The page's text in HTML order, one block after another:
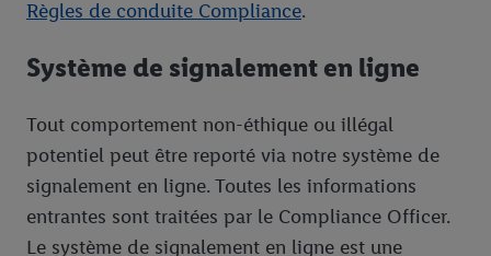
Règles de conduite Compliance.
Système de signalement en ligne
Tout comportement non-éthique ou illégal
potentiel peut être reporté via notre système de
signalement en ligne. Toutes les informations
entrantes sont traitées par le Compliance Officer.
Le système de signalement en ligne est une